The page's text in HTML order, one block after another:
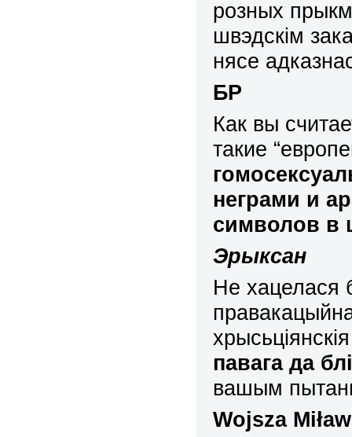
розных
швэдскім
нясе
БР
Как вы
такие “
неграми и
символов в
Эрыксан
Не хацелася
павага да
вашым
Wojsza Mił